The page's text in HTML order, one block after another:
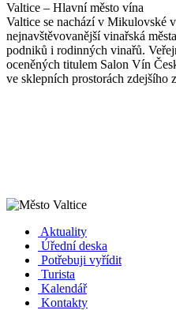
Valtice – Hlavní město vína
Valtice se nachází v Mikulovské
nejnavštěvovanější vinařská
podniků i rodinných vinařů.
oceněných titulem Salon Vín
ve sklepních prostorách zdejšího
Aktuality
Úřední deska
Potřebuji vyřídit
Turista
Kalendář
Kontakty